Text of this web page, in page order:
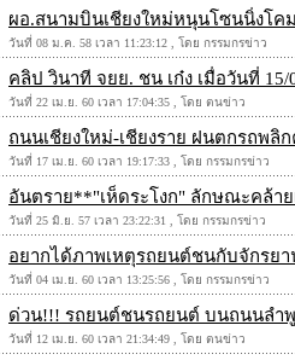
ผอ.สนามบินเชียงใหม่หนุนโซนนิ่งโค
วันที่ 08 ม.ค. 58 เวลา 11:23:12 , โดย กรรมกรข่าว
คลิป วินาที จยย. ชน เก๋ง เมื่อวันที่
วันที่ 22 เม.ย. 60 เวลา 17:04:35 , โดย ตนข่าว
ถนนเชียงใหม่-เชียงราย ฝนตกรถพลิ
วันที่ 17 เม.ย. 60 เวลา 19:17:33 , โดย กรรมกรข่าว
อันตราย**"เห็ดระโงก" ลักษณะคล้าย
วันที่ 25 มิ.ย. 57 เวลา 23:22:31 , โดย กรรมกรข่าว
อยากได้ภาพเหตุรถยนต์ชนกับจักรย
วันที่ 04 เม.ย. 60 เวลา 13:25:56 , โดย กรรมกรข่าว
ด่วน!!! รถยนต์ชนรถยนต์ บนถนนลำพู
วันที่ 12 เม.ย. 60 เวลา 21:34:49 , โดย ตนข่าว